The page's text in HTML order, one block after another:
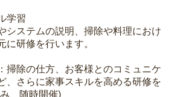
学習
システムの説明、掃除や料理におけ
に研修を行います。
掃除の仕方、お客様とのコミュニケ
、さらに家事スキルを高める研修を
、随時開催)